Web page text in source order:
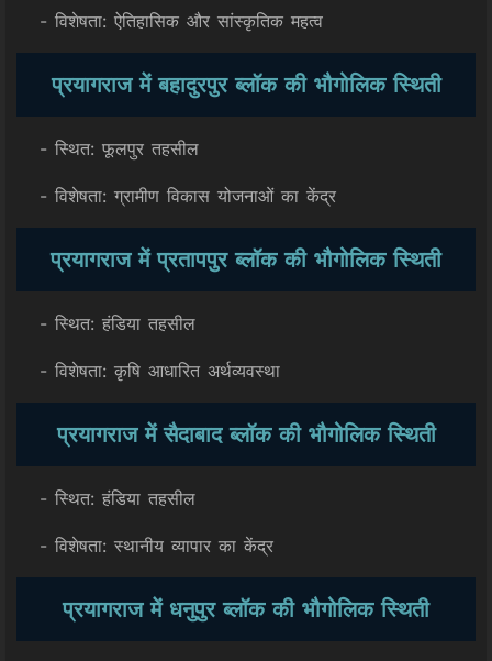
- विशेषता: ऐतिहासिक और सांस्कृतिक महत्व
प्रयागराज में बहादुरपुर ब्लॉक की भौगोलिक स्थिती
- स्थित: फूलपुर तहसील
- विशेषता: ग्रामीण विकास योजनाओं का केंद्र
प्रयागराज में प्रतापपुर ब्लॉक की भौगोलिक स्थिती
- स्थित: हंडिया तहसील
- विशेषता: कृषि आधारित अर्थव्यवस्था
प्रयागराज में सैदाबाद ब्लॉक की भौगोलिक स्थिती
- स्थित: हंडिया तहसील
- विशेषता: स्थानीय व्यापार का केंद्र
प्रयागराज में धनुपुर ब्लॉक की भौगोलिक स्थिती